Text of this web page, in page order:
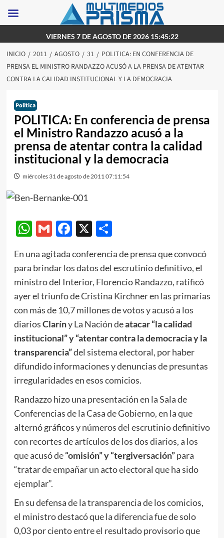
al
contenido
VIERNES 7 DE AGOSTO DE 2026 15:45:22
INICIO 2011 AGOSTO 31
POLITICA: EN CONFERENCIA DE
PRENSA EL MINISTRO RANDAZZO ACUSÓ A LA PRENSA DE ATENTAR
CONTRA LA CALIDAD INSTITUCIONAL Y LA DEMOCRACIA
Politica
POLITICA: En conferencia de prensa
el Ministro Randazzo acusó a la
prensa de atentar contra la calidad
institucional y la democracia
miércoles 31 de agosto de 2011 07:11:54
WhatsApp
GmailFacebook
X Compartir
En una agitada conferencia de prensa que convocó
para brindar los datos del escrutinio definitivo, el
ministro del Interior, Florencio Randazzo, ratificó
ayer el triunfo de Cristina Kirchner en las primarias
con más de 10,7 millones de votos y acusó a los
diariosClaríny La Nación deatacar “la calidad
institucional” y “atentar contra la democracia y la
transparencia”del sistema electoral, por haber
difundido informaciones y denuncias de presuntas
irregularidades en esos comicios.
Randazzo hizo una presentación en la Sala de
Conferencias de la Casa de Gobierno, en la que
alternó gráficos y números del escrutinio definitivo
con recortes de artículos de los dos diarios, a los
que acusó de“omisión” y “tergiversación”para
“tratar de empañar un acto electoral que ha sido
ejemplar”.
En su defensa de la transparencia de los comicios,
el ministro destacó que la diferencia fue de solo
0,03 por ciento entre el resultado provisorio que